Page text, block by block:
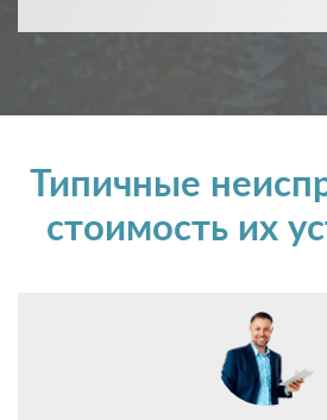
Типичные
стоимость их